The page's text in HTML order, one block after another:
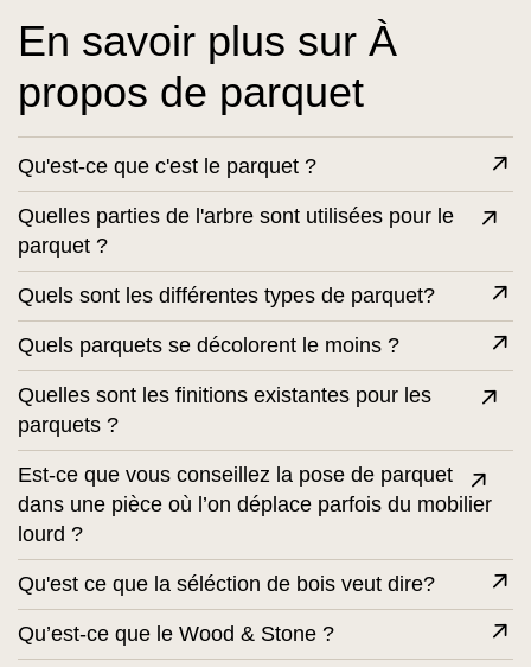
En savoir plus sur À
propos de parquet
Qu'est-ce que c'est le parquet ?
Quelles parties de l'arbre sont utilisées pour le
parquet ?
Quels sont les différentes types de parquet?
Quels parquets se décolorent le moins ?
Quelles sont les finitions existantes pour les
parquets ?
Est-ce que vous conseillez la pose de parquet
dans une pièce où l’on déplace parfois du mobilier
lourd ?
Qu'est ce que la séléction de bois veut dire?
Qu’est-ce que le Wood & Stone ?